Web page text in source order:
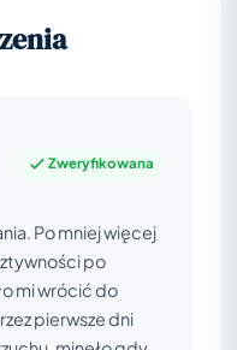
Zweryfikowana
Po mniej więcej
po
mi wrócić do
pierwsze dni